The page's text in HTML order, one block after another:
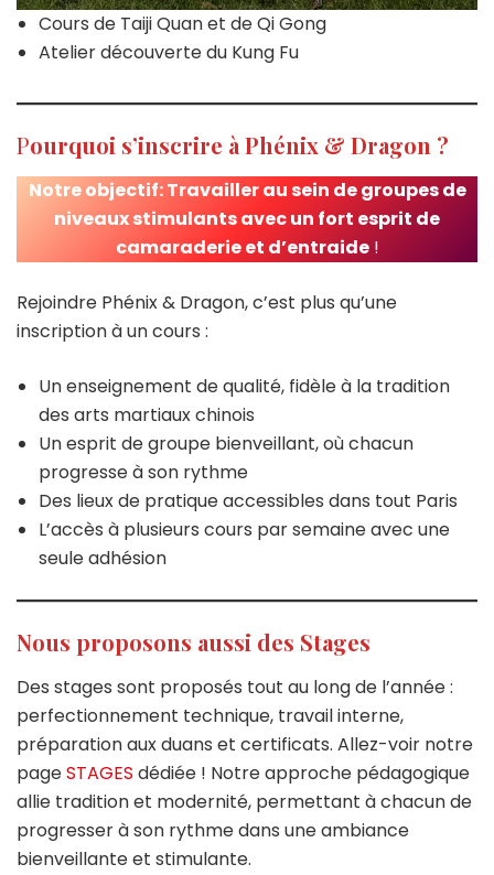
Cours de Taiji Quan et de Qi Gong
Atelier découverte du Kung Fu
Pourquoi s’inscrire à Phénix & Dragon ?
Notre objectif: Travailler au sein de groupes de
niveaux stimulants avec un fort esprit de
camaraderie et d’entraide!
Rejoindre Phénix & Dragon, c’est plus qu’une
inscription à un cours :
Un enseignement de qualité, fidèle à la tradition
des arts martiaux chinois
Un esprit de groupe bienveillant, où chacun
progresse à son rythme
Des lieux de pratique accessibles dans tout Paris
L’accès à plusieurs cours par semaine avec une
seule adhésion
Nous proposons aussi des Stages
Des stages sont proposés tout au long de l’année :
perfectionnement technique, travail interne,
préparation aux duans et certificats. Allez-voir notre
pageSTAGES dédiée ! Notre approche pédagogique
allie tradition et modernité, permettant à chacun de
progresser à son rythme dans une ambiance
bienveillante et stimulante.